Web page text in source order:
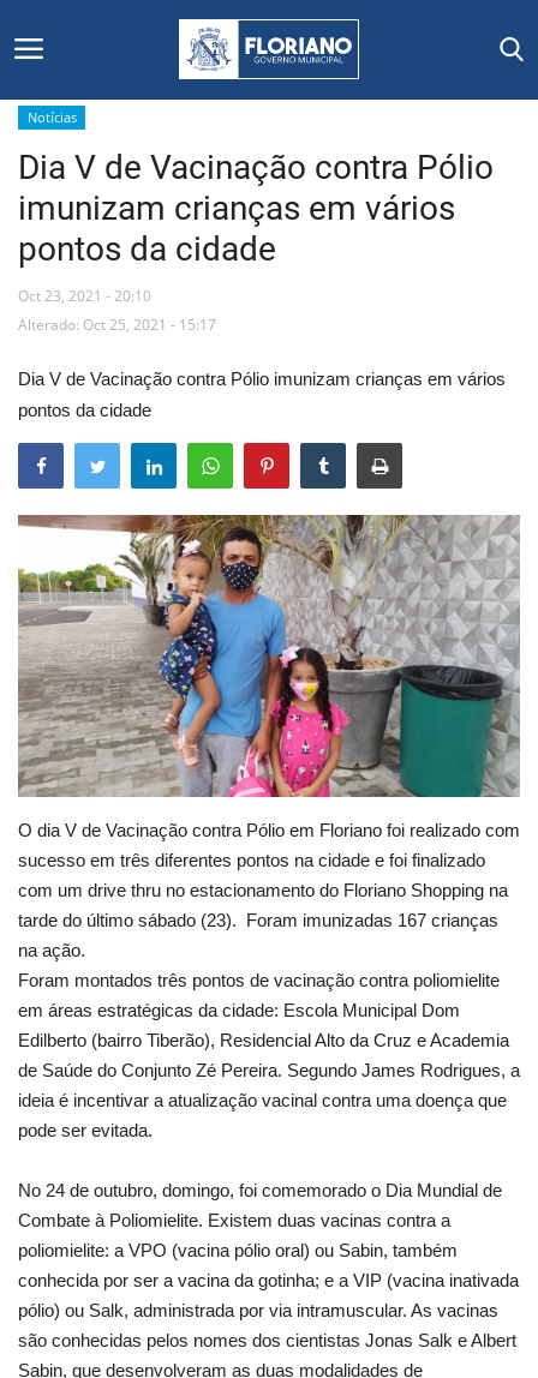
Início
Editais
Floriano
Mural de Licitações
Notícias
Vídeos
Webmail
Contato
Notícias
Dia V de Vacinação contra Pólio
imunizam crianças em vários
pontos da cidade
Oct 23, 2021 - 20:10
Alterado: Oct 25, 2021 - 15:17
Dia V de Vacinação contra Pólio imunizam crianças em vários
pontos da cidade
O dia V de Vacinação contra Pólio em Floriano foi realizado com
sucesso em três diferentes pontos na cidade e foi finalizado
com um drive thru no estacionamento do Floriano Shopping na
tarde do último sábado (23). Foram imunizadas 167 crianças
na ação.
Foram montados três pontos de vacinação contra poliomielite
em áreas estratégicas da cidade: Escola Municipal Dom
Edilberto (bairro Tiberão), Residencial Alto da Cruz e Academia
de Saúde do Conjunto Zé Pereira. Segundo James Rodrigues, a
ideia é incentivar a atualização vacinal contra uma doença que
pode ser evitada.
No 24 de outubro, domingo, foi comemorado o Dia Mundial de
Combate à Poliomielite. Existem duas vacinas contra a
poliomielite: a VPO (vacina pólio oral) ou Sabin, também
conhecida por ser a vacina da gotinha; e a VIP (vacina inativada
pólio) ou Salk, administrada por via intramuscular. As vacinas
são conhecidas pelos nomes dos cientistas Jonas Salk e Albert
Sabin, que desenvolveram as duas modalidades de